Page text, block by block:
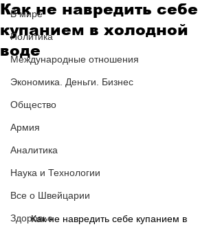
В мире
Политика
Международные отношения
Экономика. Деньги. Бизнес
Общество
Армия
Аналитика
Наука и Технологии
Все о Швейцарии
Здоровье
Как не навредить себе
купанием в холодной
воде
Как не навредить себе купанием в